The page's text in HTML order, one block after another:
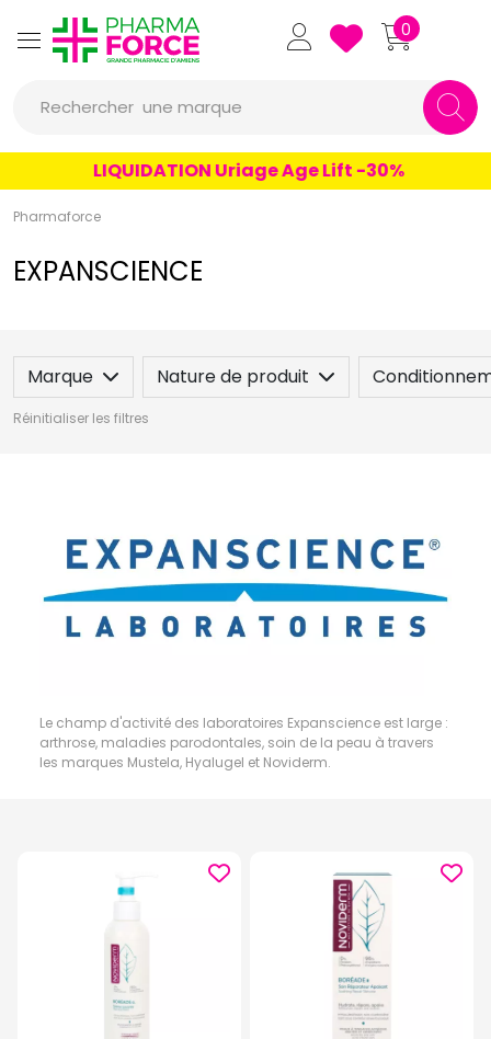
Pharmaforce Grande Pharmacie
0
Rechercher une marque
un conseil
un produit
LIQUIDATION Uriage Age Lift -30%
Pharmaforce
EXPANSCIENCE
Marque Nature de produit
Réinitialiser les filtres
Le champ d'activité des laboratoires Expanscience est large :
arthrose, maladies parodontales, soin de la peau à travers
les marques Mustela, Hyalugel et Noviderm.